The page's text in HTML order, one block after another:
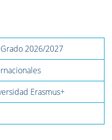
2026/2027
Erasmus+